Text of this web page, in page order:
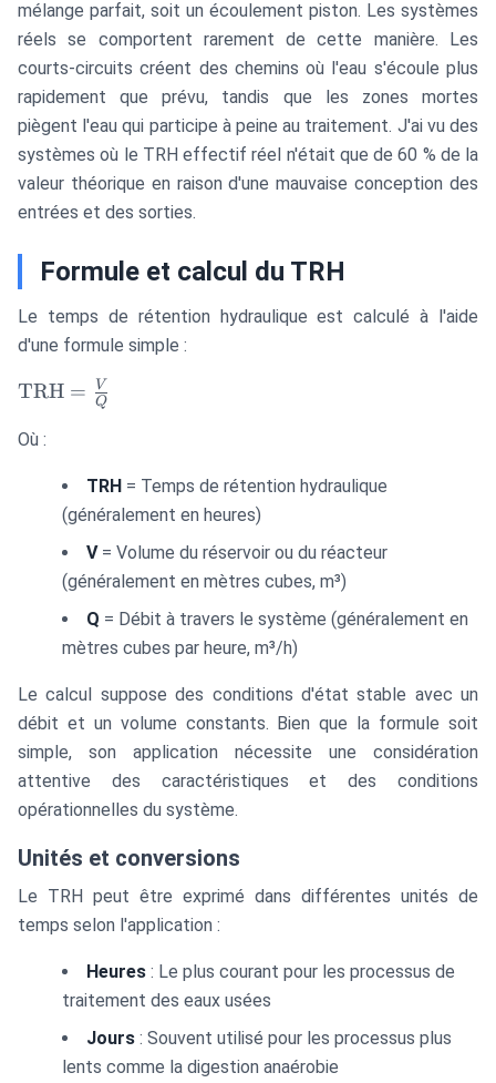
mélange parfait, soit un écoulement piston. Les systèmes
réels se comportent rarement de cette manière. Les
courts-circuits créent des chemins où l'eau s'écoule plus
rapidement que prévu, tandis que les zones mortes
piègent l'eau qui participe à peine au traitement. J'ai vu des
systèmes où le TRH effectif réel n'était que de 60 % de la
valeur théorique en raison d'une mauvaise conception des
entrées et des sorties.
Formule et calcul du TRH
Le temps de rétention hydraulique est calculé à l'aide
d'une formule simple :
\text{TRH}
= \frac{V}
{Q}
TRH = Q
V
Où :
TRH = Temps de rétention hydraulique
(généralement en heures)
V= Volume du réservoir ou du réacteur
(généralement en mètres cubes, m³)
Q = Débit à travers le système (généralement en
mètres cubes par heure, m³/h)
Le calcul suppose des conditions d'état stable avec un
débit et un volume constants. Bien que la formule soit
simple, son application nécessite une considération
attentive des caractéristiques et des conditions
opérationnelles du système.
Unités et conversions
Le TRH peut être exprimé dans différentes unités de
temps selon l'application :
Heures : Le plus courant pour les processus de
traitement des eaux usées
Jours : Souvent utilisé pour les processus plus
lents comme la digestion anaérobie